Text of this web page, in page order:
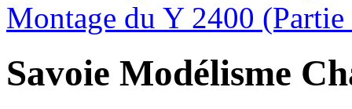
Montage du Y 2400
Savoie Modélisme